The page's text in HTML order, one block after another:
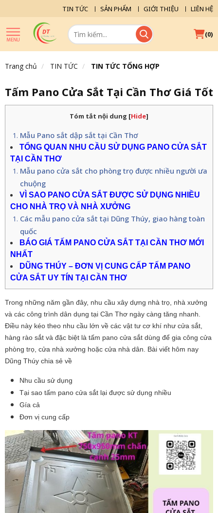
TIN TỨC SẢN PHẨM GIỚI THIỆU LIÊN HỆ
(0)
Trang chủ TIN TỨC TIN TỨC TỔNG HỢP
Tấm Pano Cửa Sắt Tại Cần Thơ Giá Tốt
Tóm tắt nội dung [Hide]
Mẫu Pano sắt dập sắt tại Cần Thơ
TỔNG QUAN NHU CẦU SỬ DỤNG PANO CỬA SẮT
TẠI CẦN THƠ
Mẫu pano cửa sắt cho phòng trọ được nhiều người ưa
chuộng
VÌ SAO PANO CỬA SẮT ĐƯỢC SỬ DỤNG NHIỀU
CHO NHÀ TRỌ VÀ NHÀ XƯỞNG
Các mẫu pano cửa sắt tại Dũng Thúy, giao hàng toàn
quốc
BÁO GIÁ TẤM PANO CỬA SẮT TẠI CẦN THƠ MỚI
NHẤT
DŨNG THÚY – ĐƠN VỊ CUNG CẤP TẤM PANO
CỬA SẮT UY TÍN TẠI CẦN THƠ
Trong những năm gần đây, nhu cầu xây dựng nhà trọ, nhà xưởng
và các công trình dân dụng tại Cần Thơ ngày càng tăng nhanh.
Điều này kéo theo nhu cầu lớn về các vật tư cơ khí như cửa sắt,
hàng rào sắt và đặc biệt là tấm pano cửa sắt dùng để gia công cửa
phòng trọ, cửa nhà xưởng hoặc cửa nhà dân. Bài viết hôm nay
Dũng Thúy chia sẻ về
Nhu cầu sử dụng
Tại sao tấm pano cửa sắt lại được sử dụng nhiều
Gía cả
Đơn vị cung cấp